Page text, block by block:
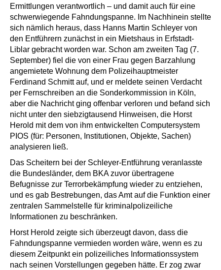
Ermittlungen verantwortlich – und damit auch für eine
schwerwiegende Fahndungspanne. Im Nachhinein stellte
sich nämlich heraus, dass Hanns Martin Schleyer von
den Entführern zunächst in ein Mietshaus in Erfstadt-
Liblar gebracht worden war. Schon am zweiten Tag (7.
September) fiel die von einer Frau gegen Barzahlung
angemietete Wohnung dem Polizeihauptmeister
Ferdinand Schmitt auf, und er meldete seinen Verdacht
per Fernschreiben an die Sonderkommission in Köln,
aber die Nachricht ging offenbar verloren und befand sich
nicht unter den siebzigtausend Hinweisen, die Horst
Herold mit dem von ihm entwickelten Computersystem
PIOS (für: Personen, Institutionen, Objekte, Sachen)
analysieren ließ.
Das Scheitern bei der Schleyer-Entführung veranlasste
die Bundesländer, dem BKA zuvor übertragene
Befugnisse zur Terrorbekämpfung wieder zu entziehen,
und es gab Bestrebungen, das Amt auf die Funktion einer
zentralen Sammelstelle für kriminalpolizeiliche
Informationen zu beschränken.
Horst Herold zeigte sich überzeugt davon, dass die
Fahndungspanne vermieden worden wäre, wenn es zu
diesem Zeitpunkt ein polizeiliches Informationssystem
nach seinen Vorstellungen gegeben hätte. Er zog zwar